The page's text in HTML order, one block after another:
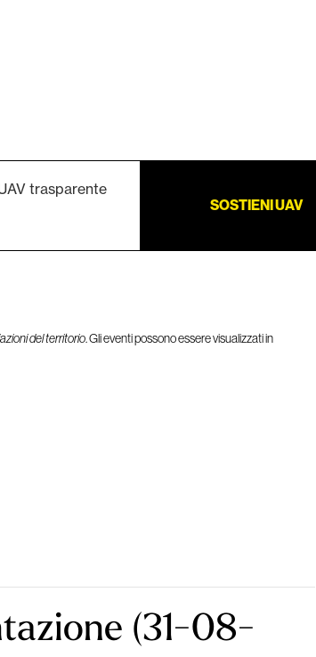
trasparente
SOSTIENI UAV
del territorio. Gli eventi possono essere visualizzati in
(31-08-